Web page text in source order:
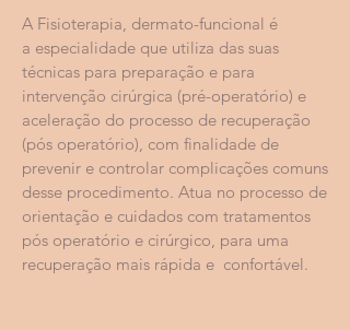
A Fisioterapia, dermato-funcional é
a especialidade que utiliza das suas
técnicas para preparação e para
intervenção cirúrgica (pré-operatório) e
aceleração do processo de recuperação
(pós operatório), com finalidade de
prevenir e controlar complicações comuns
desse procedimento. Atua no processo de
orientação e cuidados com tratamentos
pós operatório e cirúrgico, para uma
recuperação mais rápida e confortável.